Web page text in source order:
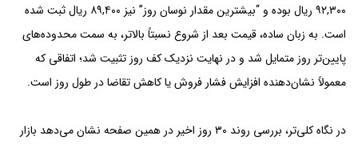
۹۲,۳۰۰ ریال بوده و “بیشترین مقدار نوسان روز” نیز ۸۹,۴۰۰ ریال ثبت شده
است. به زبان ساده، قیمت بعد از شروع نسبتاً بالاتر، به سمت محدوده‌های
پایین‌تر روز متمایل شد و در نهایت نزدیک کف روز تثبیت شد؛ اتفاقی که
معمولاً نشان‌دهنده افزایش فشار فروش یا کاهش تقاضا در طول روز است.
در نگاه کلی‌تر، بررسی روند ۳۰ روز اخیر در همین صفحه نشان می‌دهد بازار